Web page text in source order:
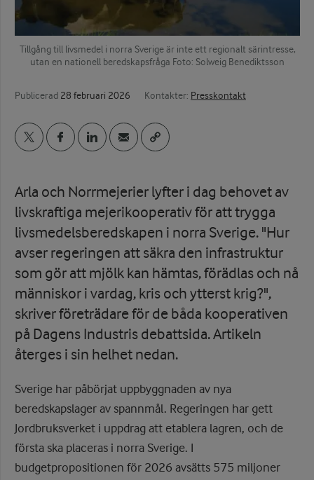
Tillgång till livsmedel i norra Sverige är inte ett regionalt särintresse,
utan en nationell beredskapsfråga Foto: Solweig Benediktsson
Publicerad 28 februari 2026 Kontakter: Presskontakt
Arla och Norrmejerier lyfter i dag behovet av
livskraftiga mejerikooperativ för att trygga
livsmedelsberedskapen i norra Sverige. "Hur
avser regeringen att säkra den infrastruktur
som gör att mjölk kan hämtas, förädlas och nå
människor i vardag, kris och ytterst krig?",
skriver företrädare för de båda kooperativen
på Dagens Industris debattsida. Artikeln
återges i sin helhet nedan.
Sverige har påbörjat uppbyggnaden av nya
beredskapslager av spannmål. Regeringen har gett
Jordbruksverket i uppdrag att etablera lagren, och de
första ska placeras i norra Sverige. I
budgetpropositionen för 2026 avsätts 575 miljoner